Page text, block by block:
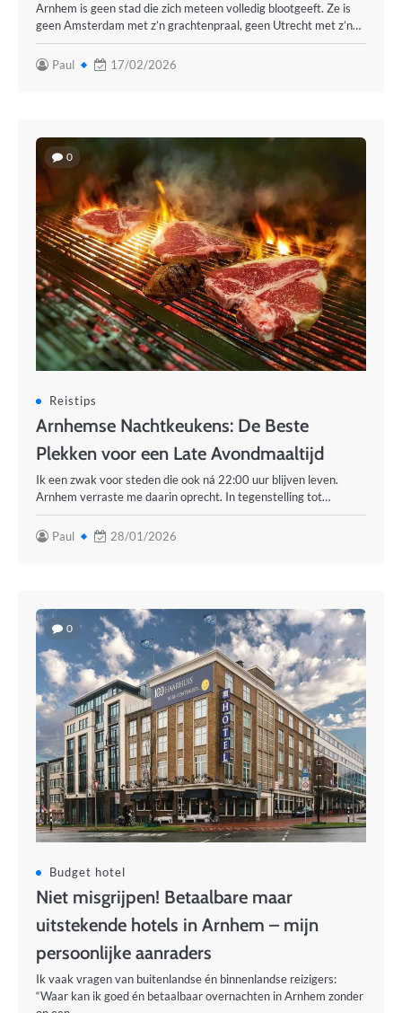
Arnhem is geen stad die zich meteen volledig blootgeeft. Ze is
geen Amsterdam met z’n grachtenpraal, geen Utrecht met z’n…
Paul 17/02/2026
0
Reistips
Arnhemse Nachtkeukens: De Beste
Plekken voor een Late Avondmaaltijd
Ik een zwak voor steden die ook ná 22:00 uur blijven leven.
Arnhem verraste me daarin oprecht. In tegenstelling tot…
Paul 28/01/2026
0
Budget hotel
Niet misgrijpen! Betaalbare maar
uitstekende hotels in Arnhem – mijn
persoonlijke aanraders
Ik vaak vragen van buitenlandse én binnenlandse reizigers:
“Waar kan ik goed én betaalbaar overnachten in Arnhem zonder